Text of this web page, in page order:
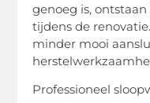
genoeg is,
tijdens de
minder mooi
Professioneel